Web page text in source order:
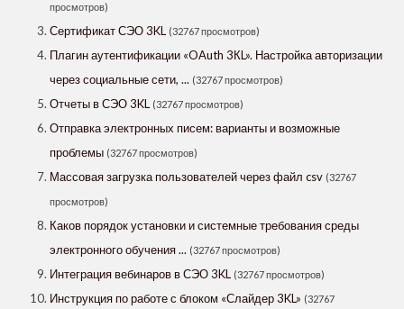
просмотров)
Сертификат СЭО 3KL (32767 просмотров)
Плагин аутентификации «OAuth 3КL». Настройка авторизации
через социальные сети, ... (32767 просмотров)
Отчеты в СЭО 3KL (32767 просмотров)
Отправка электронных писем: варианты и возможные
проблемы (32767 просмотров)
Массовая загрузка пользователей через файл csv (32767
просмотров)
Каков порядок установки и системные требования среды
электронного обучения ... (32767 просмотров)
Интеграция вебинаров в СЭО 3KL (32767 просмотров)
Инструкция по работе с блоком «Слайдер 3KL» (32767